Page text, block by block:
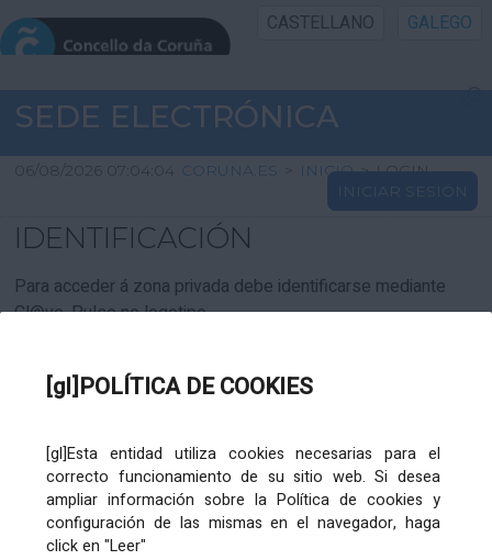
[gl]POLÍTICA DE COOKIES
[gl]Esta entidad utiliza cookies necesarias para el
correcto funcionamiento de su sitio web. Si desea
ampliar información sobre la Política de cookies y
configuración de las mismas en el navegador, haga
click en "Leer"
CASTELLANO GALEGO
INICIO SEDE
INICIO
INFORMACIÓN PÚBLICA
CARTAFOL CIDADÁN
SEDE ELECTRÓNICA
06/08/2026 07:04:04 CORUNA.ES > INICIO > LOGIN
INICIAR SESIÓN
IDENTIFICACIÓN
Para acceder á zona privada debe identificarse mediante
Cl@ve. Pulse no logotipo